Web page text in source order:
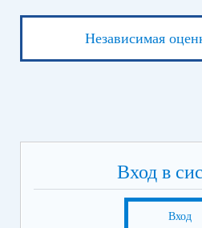
Независимая
Вход в
Вход